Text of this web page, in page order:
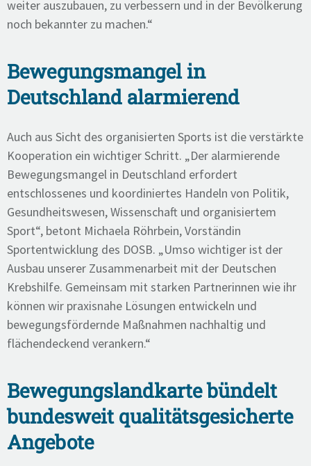
weiter auszubauen, zu verbessern und in der Bevölkerung
noch bekannter zu machen.“
Bewegungsmangel in
Deutschland alarmierend
Auch aus Sicht des organisierten Sports ist die verstärkte
Kooperation ein wichtiger Schritt. „Der alarmierende
Bewegungsmangel in Deutschland erfordert
entschlossenes und koordiniertes Handeln von Politik,
Gesundheitswesen, Wissenschaft und organisiertem
Sport“, betont Michaela Röhrbein, Vorständin
Sportentwicklung des DOSB. „Umso wichtiger ist der
Ausbau unserer Zusammenarbeit mit der Deutschen
Krebshilfe. Gemeinsam mit starken Partnerinnen wie ihr
können wir praxisnahe Lösungen entwickeln und
bewegungsfördernde Maßnahmen nachhaltig und
flächendeckend verankern.“
Bewegungslandkarte bündelt
bundesweit qualitätsgesicherte
Angebote